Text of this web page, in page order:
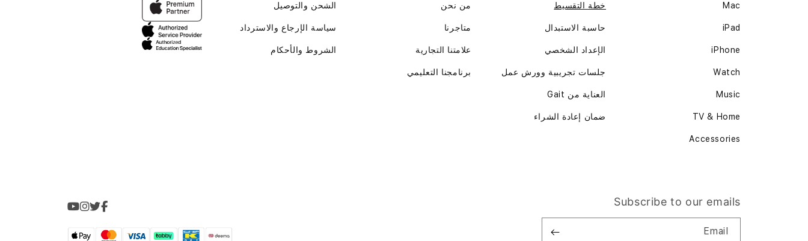
Mac
iPad
iPhone
Watch
Music
TV & Home
Accessories
خطة التقسيط
حاسبة الاستبدال
الإعداد الشخصي
جلسات تجريبية وورش عمل
العناية من Gait
ضمان إعادة الشراء
من نحن
متاجرنا
علامتنا التجارية
برنامجنا التعليمي
الشحن والتوصيل
سياسة الإرجاع والاسترداد
الشروط والأحكام
Subscribe to our emails
Email